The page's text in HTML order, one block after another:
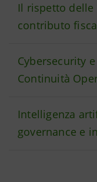
Il rispetto
contributo
Cybersecurity
Continuità
Intelligenza
governance e